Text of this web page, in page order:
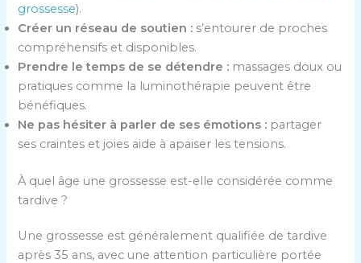
grossesse).
Créer un réseau de soutien : s’entourer de proches
compréhensifs et disponibles.
Prendre le temps de se détendre : massages doux ou
pratiques comme la luminothérapie peuvent être
bénéfiques.
Ne pas hésiter à parler de ses émotions : partager
ses craintes et joies aide à apaiser les tensions.
À quel âge une grossesse est-elle considérée comme
tardive ?
Une grossesse est généralement qualifiée de tardive
après 35 ans, avec une attention particulière portée